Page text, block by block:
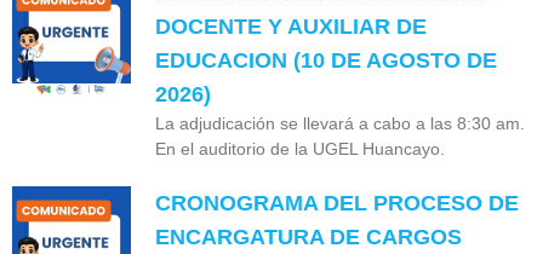
DOCENTE Y AUXILIAR DE
EDUCACION (10 DE AGOSTO DE
2026)
La adjudicación se llevará a cabo a las 8:30 am.
En el auditorio de la UGEL Huancayo.
CRONOGRAMA DEL PROCESO DE
ENCARGATURA DE CARGOS